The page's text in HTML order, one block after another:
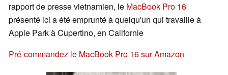
rapport de presse vietnamien, le MacBook Pro 16
présenté ici a été emprunté à quelqu'un qui travaille à
Apple Park à Cupertino, en Californie
Pré-commandez le MacBook Pro 16 sur Amazon